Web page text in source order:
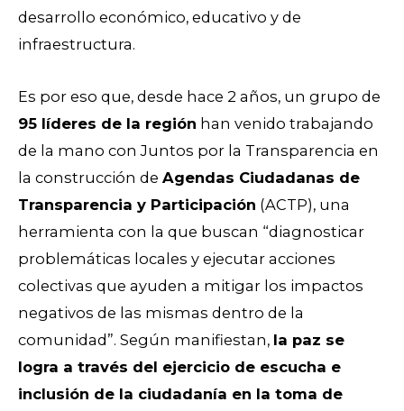
desarrollo económico, educativo y de
infraestructura.
Es por eso que, desde hace 2 años, un grupo de
95 líderes de la región han venido trabajando
de la mano con Juntos por la Transparencia en
la construcción de Agendas Ciudadanas de
Transparencia y Participación (ACTP), una
herramienta con la que buscan “diagnosticar
problemáticas locales y ejecutar acciones
colectivas que ayuden a mitigar los impactos
negativos de las mismas dentro de la
comunidad”. Según manifiestan, la paz se
logra a través del ejercicio de escucha e
inclusión de la ciudadanía en la toma de